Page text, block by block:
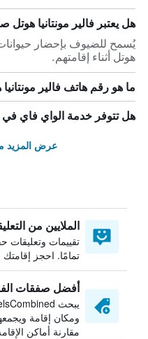
هل يعتبر فالير مونتانيا هوتل
يُسمح للضيوف بإحضار حيوانات
هوتل أثناء إقامتهم.
ما هو رقم هاتف فالير
هل تتوفر خدمة الواي فاي في
عرض المزيد
الملايين من
تقييمات وتعليقات
تمامًا. احجز إقامتك
أفضل صفقات
ومكان إقامة
مقارنة أماكن